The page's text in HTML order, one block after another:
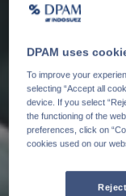
DPAM uses
To improve your
selecting “Accept all
device. If you select
the functioning of the
preferences, click on
cookies used on our